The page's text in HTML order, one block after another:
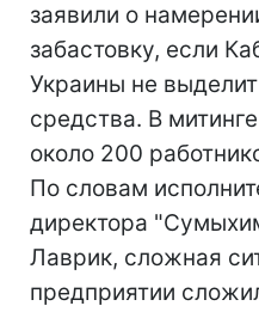
заявили о
забастовку, если
Украины не
средства. В
около 200
По словам
директора
Лаврик, сложная
предприятии